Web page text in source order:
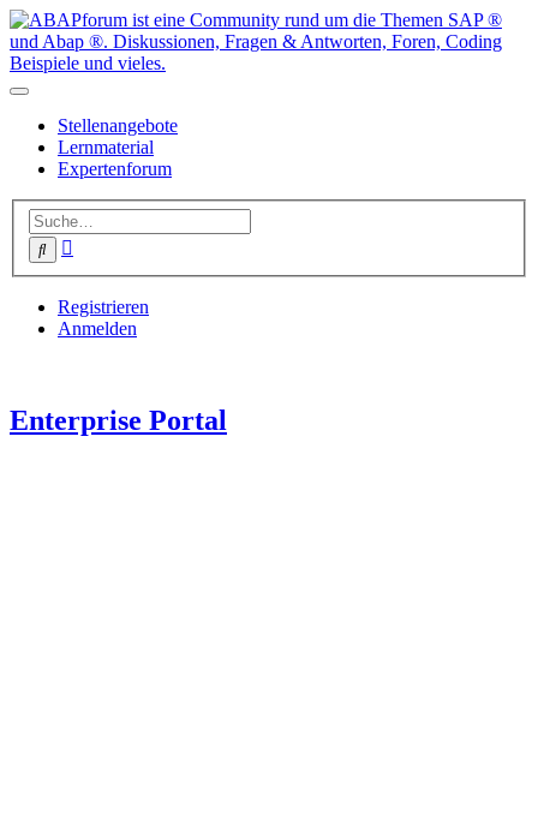
Stellenangebote
Lernmaterial
Expertenforum
Suche
Registrieren
Anmelden
Enterprise Portal